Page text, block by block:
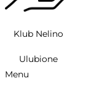
Klub Nelino
Ulubione
Menu